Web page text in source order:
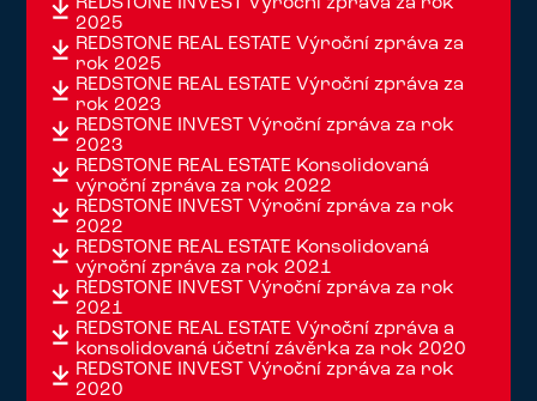
2025
REDSTONE REAL ESTATE Výroční zpráva za
rok 2025
REDSTONE REAL ESTATE Výroční zpráva za
rok 2023
REDSTONE INVEST Výroční zpráva za rok
2023
REDSTONE REAL ESTATE Konsolidovaná
výroční zpráva za rok 2022
REDSTONE INVEST Výroční zpráva za rok
2022
REDSTONE REAL ESTATE Konsolidovaná
výroční zpráva za rok 2021
REDSTONE INVEST Výroční zpráva za rok
2021
REDSTONE REAL ESTATE Výroční zpráva a
konsolidovaná účetní závěrka za rok 2020
REDSTONE INVEST Výroční zpráva za rok
2020